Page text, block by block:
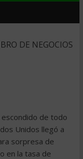
DE NEGOCIOS
de todo
Unidos llegó a
sorpresa de
en la tasa de